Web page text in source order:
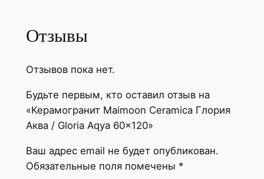
о
г
а
н
т
a
i
Отзывы
Отзывов пока нет.
Будьте первым, кто оставил отзыв на
«Керамогранит Maimoon Ceramica Глория
Аква / Gloria Aqya 60x120»
Ваш адрес email не будет опубликован.
Обязательные поля помечены *